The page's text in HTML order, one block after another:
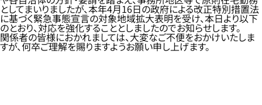
としてまいりましたが、本年4月16日の政府による改正特別措置法
に基づく緊急事態宣言の対象地域拡大表明を受け、本日より以下
のとおり、対応を強化することとしましたのでお知らせします。
関係者の皆様におかれましては、大変なご不便をおかけいたしま
すが、何卒ご理解を賜りますようお願い申し上げます。